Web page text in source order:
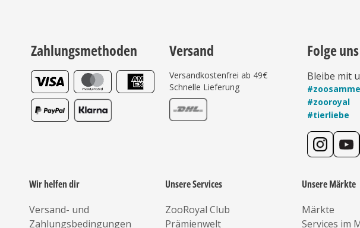
Zahlungsmethoden Versand
Versandkostenfrei ab 49€
Schnelle Lieferung
Folge
Bleibe mit
#zooroyal
#tierliebe
Wir helfen dir
Versand- und
Zahlungsbedingungen
Unsere Services
ZooRoyal Club
Prämienwelt
Unsere Märkte
Märkte
Services im